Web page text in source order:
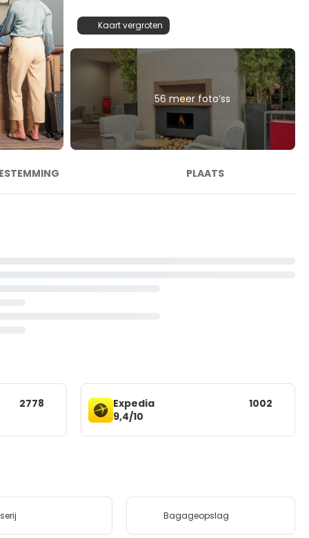
Kaart vergroten
56 meer foto’ss
PLAATS
2778
Expedia
9,4/10
1002
Bagageopslag